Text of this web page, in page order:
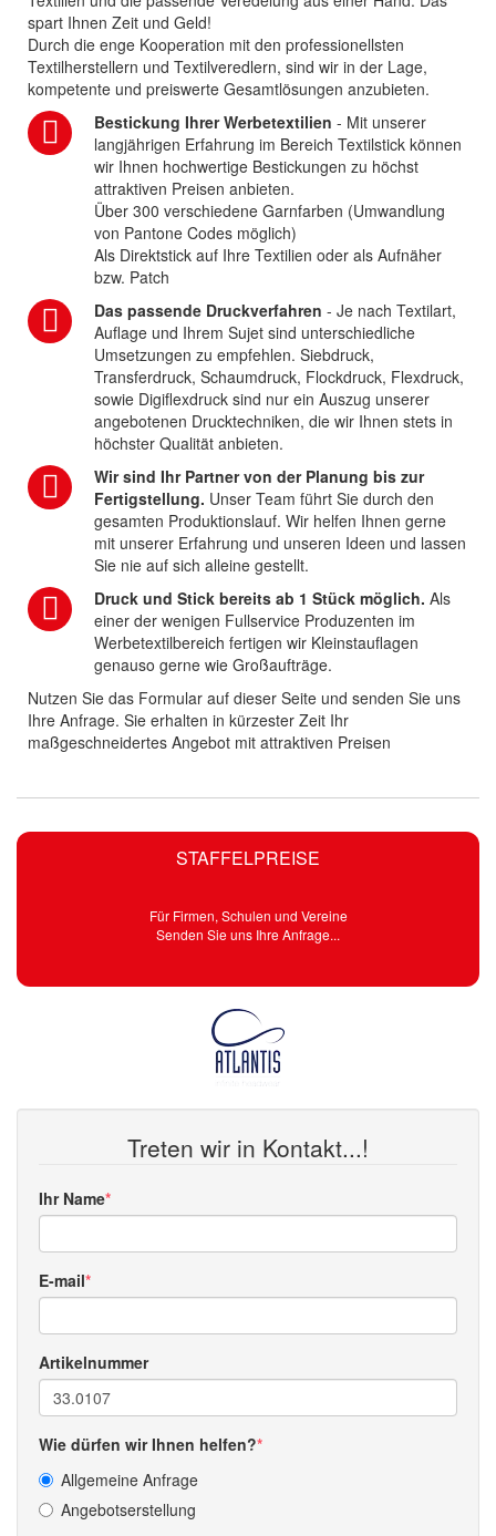
STAFFELPREISE
Für Firmen, Schulen und Vereine
Senden Sie uns Ihre Anfrage...
Treten wir in Kontakt...!
Ihr Name
E-mail
Artikelnummer
Wie dürfen wir Ihnen helfen?
Allgemeine Anfrage
Angebotserstellung
spart Ihnen Zeit und Geld!
Durch die enge Kooperation mit den professionellsten
Textilherstellern und Textilveredlern, sind wir in der Lage,
kompetente und preiswerte Gesamtlösungen anzubieten.
Bestickung Ihrer Werbetextilien - Mit unserer
langjährigen Erfahrung im Bereich Textilstick können
wir Ihnen hochwertige Bestickungen zu höchst
attraktiven Preisen anbieten.
Über 300 verschiedene Garnfarben (Umwandlung
von Pantone Codes möglich)
Als Direktstick auf Ihre Textilien oder als Aufnäher
bzw. Patch
Das passende Druckverfahren - Je nach Textilart,
Auflage und Ihrem Sujet sind unterschiedliche
Umsetzungen zu empfehlen. Siebdruck,
Transferdruck, Schaumdruck, Flockdruck, Flexdruck,
sowie Digiflexdruck sind nur ein Auszug unserer
angebotenen Drucktechniken, die wir Ihnen stets in
höchster Qualität anbieten.
Wir sind Ihr Partner von der Planung bis zur
Fertigstellung. Unser Team führt Sie durch den
gesamten Produktionslauf. Wir helfen Ihnen gerne
mit unserer Erfahrung und unseren Ideen und lassen
Sie nie auf sich alleine gestellt.
Druck und Stick bereits ab 1 Stück möglich. Als
einer der wenigen Fullservice Produzenten im
Werbetextilbereich fertigen wir Kleinstauflagen
genauso gerne wie Großaufträge.
Nutzen Sie das Formular auf dieser Seite und senden Sie uns
Ihre Anfrage. Sie erhalten in kürzester Zeit Ihr
maßgeschneidertes Angebot mit attraktiven Preisen